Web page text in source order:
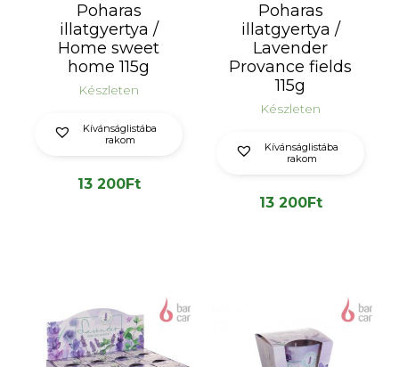
Poharas
illatgyertya /
Home sweet
home 115g
Készleten
Kívánságlistába
rakom
13 200Ft
Poharas
illatgyertya /
Lavender
Provance fields
115g
Készleten
Kívánságlistába
rakom
13 200Ft